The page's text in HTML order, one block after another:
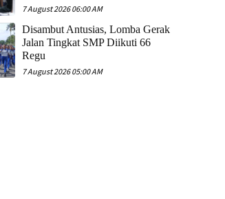
7 August 2026 06:00 AM
Disambut Antusias, Lomba Gerak
Jalan Tingkat SMP Diikuti 66
Regu
7 August 2026 05:00 AM